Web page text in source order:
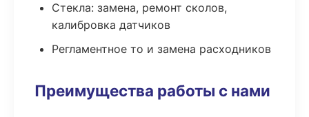
Стекла: замена, ремонт сколов,
калибровка датчиков
Регламентное то и замена расходников
Преимущества работы с нами